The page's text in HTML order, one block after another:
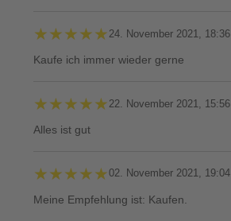
★★★★★
★★★★★ 24. November 2021, 18:36
Kaufe ich immer wieder gerne
★★★★★
★★★★★ 22. November 2021, 15:56
Alles ist gut
★★★★★
★★★★★02. November 2021, 19:04
Meine Empfehlung ist: Kaufen.